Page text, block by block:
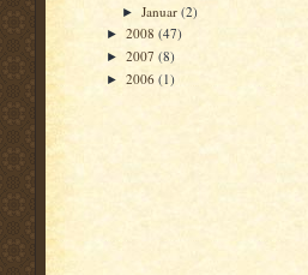
►Januar(2)
► 2008 (47)
► 2007 (8)
► 2006 (1)